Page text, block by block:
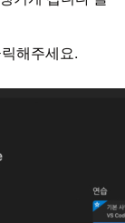
해주세요.